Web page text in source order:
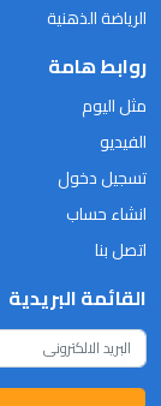
الرياضة الذهنية
روابط هامة
مثل اليوم
الفيديو
تسجيل دخول
انشاء حساب
اتصل بنا
القائمة البريدية